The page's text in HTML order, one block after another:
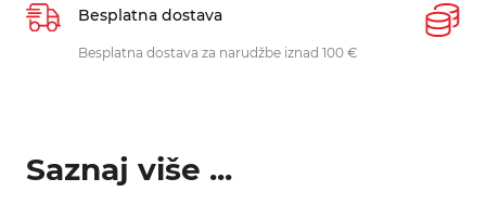
Besplatna dostava
Besplatna dostava za narudžbe iznad 100 €
Saznaj više ...